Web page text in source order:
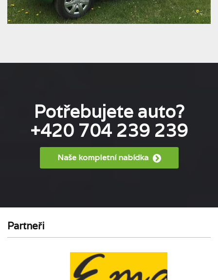
Potřebujete auto?
+420 704 239 239
Naše kompletní nabídka
Partneři